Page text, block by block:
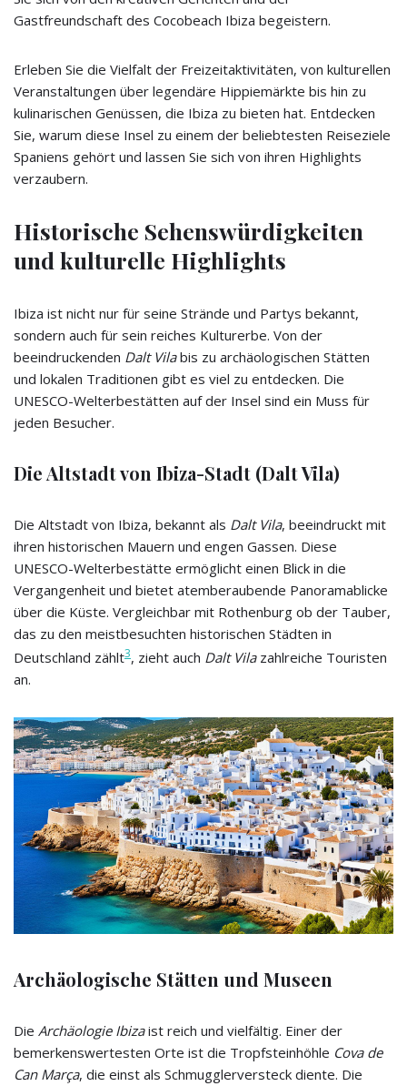
Gastfreundschaft des Cocobeach Ibiza begeistern.
Erleben Sie die Vielfalt der Freizeitaktivitäten, von kulturellen
Veranstaltungen über legendäre Hippiemärkte bis hin zu
kulinarischen Genüssen, die Ibiza zu bieten hat. Entdecken
Sie, warum diese Insel zu einem der beliebtesten Reiseziele
Spaniens gehört und lassen Sie sich von ihren Highlights
verzaubern.
Historische Sehenswürdigkeiten
und kulturelle Highlights
Ibiza ist nicht nur für seine Strände und Partys bekannt,
sondern auch für sein reiches Kulturerbe. Von der
beeindruckenden Dalt Vilabis zu archäologischen Stätten
und lokalen Traditionen gibt es viel zu entdecken. Die
UNESCO-Welterbestätten auf der Insel sind ein Muss für
jeden Besucher.
Die Altstadt von Ibiza-Stadt (Dalt Vila)
Die Altstadt von Ibiza, bekannt als Dalt Vila, beeindruckt mit
ihren historischen Mauern und engen Gassen. Diese
UNESCO-Welterbestätte ermöglicht einen Blick in die
Vergangenheit und bietet atemberaubende Panoramablicke
über die Küste. Vergleichbar mit Rothenburg ob der Tauber,
das zu den meistbesuchten historischen Städten in
Deutschland zählt3, zieht auch Dalt Vilazahlreiche Touristen
an.
Archäologische Stätten und Museen
Die Archäologie Ibizaist reich und vielfältig. Einer der
bemerkenswertesten Orte ist die Tropfsteinhöhle Cova de
Can Marça, die einst als Schmugglerversteck diente. Die